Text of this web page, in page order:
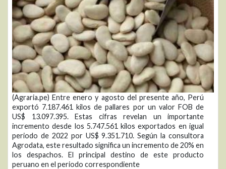
(Agraria.pe) Entre enero y agosto del presente año, Perú
exportó 7.187.461 kilos de pallares por un valor FOB de
US$ 13.097.395. Estas cifras revelan un importante
incremento desde los 5.747.561 kilos exportados en igual
periodo de 2022 por US$ 9.351.710. Según la consultora
Agrodata, este resultado significa un incremento de 20% en
los despachos. El principal destino de este producto
peruano en el periodo correspondiente